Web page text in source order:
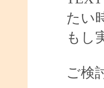
たい
もし
ご検